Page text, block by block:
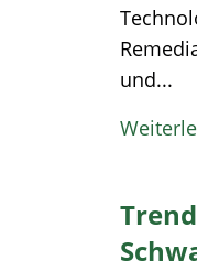
und...